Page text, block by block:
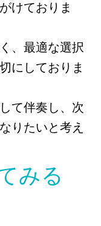
けておりま
、最適な選択
にしておりま
て伴奏し、次
りたいと考え
みる